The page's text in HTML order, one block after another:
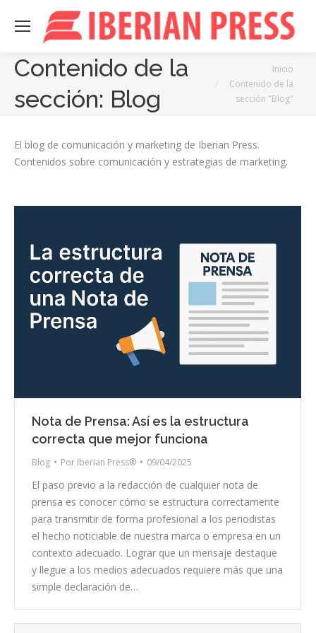
Contenido de la
sección: Blog
Inicio
Contenido de la
sección "Blog"
El blog de comunicación y marketing de Iberian Press.
Contenidos sobre comunicación y estrategias de marketing.
Nota de Prensa: Así es la estructura
correcta que mejor funciona
Blog Por Iberian Press® 09/04/2025
El paso previo a la redacción de cualquier nota de
prensa es conocer cómo se estructura correctamente
para transmitir de forma profesional a los periodistas
el hecho noticiable de nuestra marca o empresa en un
contexto adecuado. Lograr que un mensaje destaque
y llegue a los medios adecuados requiere más que una
simple declaración de…